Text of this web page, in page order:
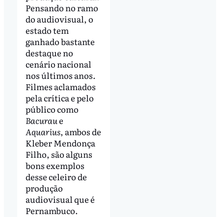
Pensando no ramo
do audiovisual, o
estado tem
ganhado bastante
destaque no
cenário nacional
nos últimos anos.
Filmes aclamados
pela crítica e pelo
público como
Bacuraue
Aquarius, ambos de
Kleber Mendonça
Filho, são alguns
bons exemplos
desse celeiro de
produção
audiovisual que é
Pernambuco.